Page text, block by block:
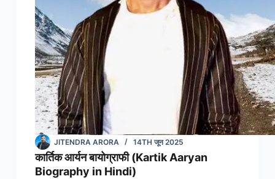
JITENDRA ARORA 14TH जून 2025
कार्तिक आर्यन बायोग्राफी (Kartik Aaryan
Biography in Hindi)